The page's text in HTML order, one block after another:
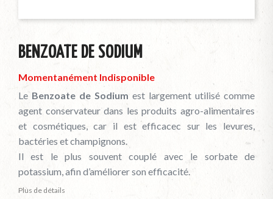
BENZOATE DE SODIUM
Momentanément Indisponible
Le Benzoate de Sodium est largement utilisé comme
agent conservateur dans les produits agro-alimentaires
et cosmétiques, car il est efficacec sur les levures,
bactéries et champignons.
Il est le plus souvent couplé avec le sorbate de
potassium, afin d’améliorer son efficacité.
Plus de détails